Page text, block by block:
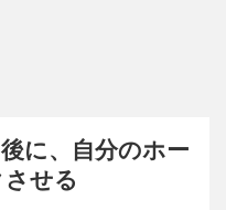
に、自分のホー
せる